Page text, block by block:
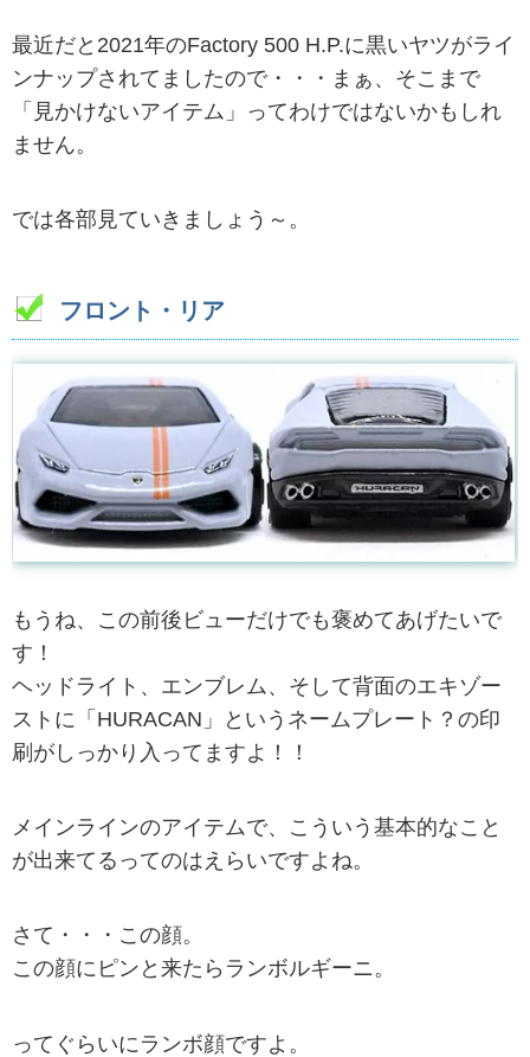
最近だと2021年のFactory 500 H.P.に黒いヤツがライ
ンナップされてましたので・・・まぁ、そこまで
「見かけないアイテム」ってわけではないかもしれ
ません。
では各部見ていきましょう～。
フロント・リア
もうね、この前後ビューだけでも褒めてあげたいで
す！
ヘッドライト、エンブレム、そして背面のエキゾー
ストに「HURACAN」というネームプレート？の印
刷がしっかり入ってますよ！！
メインラインのアイテムで、こういう基本的なこと
が出来てるってのはえらいですよね。
さて・・・この顔。
この顔にピンと来たらランボルギーニ。
ってぐらいにランボ顔ですよ。